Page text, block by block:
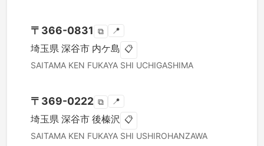
〒 366-0831 ⧉ 📍
埼玉県 深谷市 内ケ島 📋
SAITAMA KEN FUKAYA SHI UCHIGASHIMA
〒 369-0222 ⧉ 📍
埼玉県 深谷市 後榛沢 📋
SAITAMA KEN FUKAYA SHI USHIROHANZAWA